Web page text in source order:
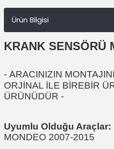
Ürün Bilgisi
KRANK SENSÖRÜ
- ARACINIZIN
ORJİNAL İLE BİREBİR
ÜRÜNÜDÜR -
Uyumlu Olduğu Araçlar:
MONDEO 2007-2015